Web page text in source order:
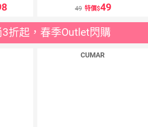
49 特價 49
折起，春季Outlet閃購
CUMAR